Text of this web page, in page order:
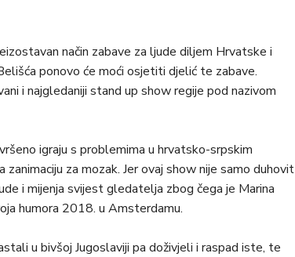
način zabave za ljude diljem Hrvatske i
ponovo će moći osjetiti djelić te zabave.
i najgledaniji stand up show regije pod nazivom
igraju s problemima u hrvatsko-srpskim
za mozak. Jer ovaj show nije samo duhovit
i mijenja svijest gledatelja zbog čega je Marina
humora 2018. u Amsterdamu.
u bivšoj Jugoslaviji pa doživjeli i raspad iste, te